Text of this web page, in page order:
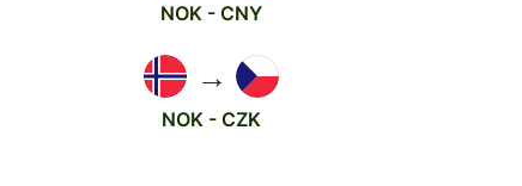
NOK - CNY
→
NOK - CZK